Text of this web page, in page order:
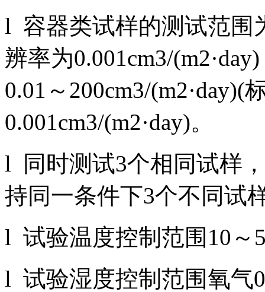
l 容器类试样的测试范围
辨率为0.001cm3/
0.01～200cm3/(m2·day)(
0.001cm3/(m2·day)。
l 同时测试3个相同试样
持同一条件下3个不同试
l 试验温度控制范围10
l 试验湿度控制范围氧气